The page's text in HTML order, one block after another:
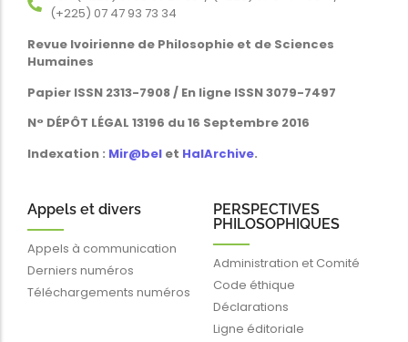
(+225) 07 47 93 73 34
Revue Ivoirienne de Philosophie et de Sciences
Humaines
Papier ISSN 2313-7908 / En ligne ISSN 3079-7497
N° DÉPÔT LÉGAL 13196 du 16 Septembre 2016
Indexation : Mir@bel et HalArchive.
Appels et divers
Appels à communication
Derniers numéros
Téléchargements numéros
PERSPECTIVES
PHILOSOPHIQUES
Administration et Comité
Code éthique
Déclarations
Ligne éditoriale